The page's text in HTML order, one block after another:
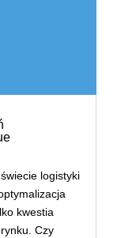
logistyki
kwestia
Czy